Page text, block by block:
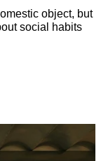
object, but
social habits
Voices, One